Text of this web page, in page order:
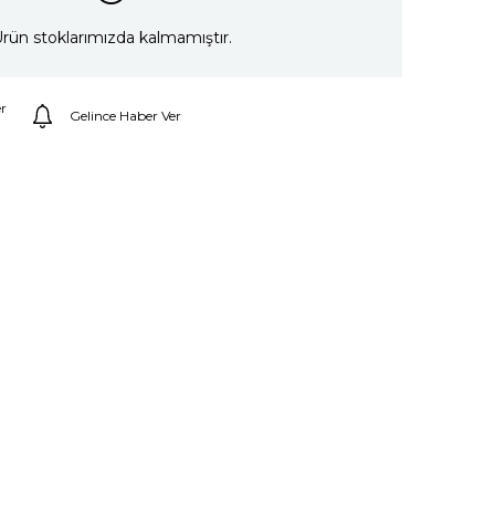
stoklarımızda kalmamıştır.
Gelince Haber Ver